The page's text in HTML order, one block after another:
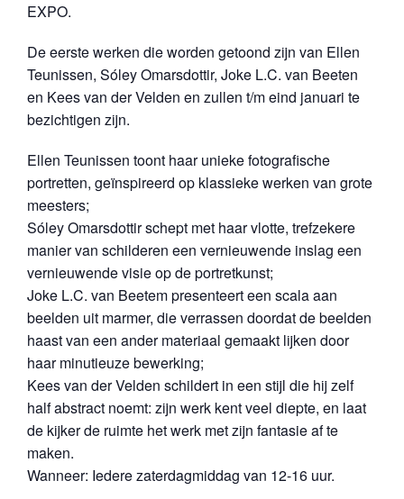
EXPO.
De eerste werken die worden getoond zijn van Ellen
Teunissen, Sóley Omarsdottir, Joke L.C. van Beeten
en Kees van der Velden en zullen t/m eind januari te
bezichtigen zijn.
Ellen Teunissen toont haar unieke fotografische
portretten, geïnspireerd op klassieke werken van grote
meesters;
Sóley Omarsdottir schept met haar vlotte, trefzekere
manier van schilderen een vernieuwende inslag een
vernieuwende visie op de portretkunst;
Joke L.C. van Beetem presenteert een scala aan
beelden uit marmer, die verrassen doordat de beelden
haast van een ander materiaal gemaakt lijken door
haar minutieuze bewerking;
Kees van der Velden schildert in een stijl die hij zelf
half abstract noemt: zijn werk kent veel diepte, en laat
de kijker de ruimte het werk met zijn fantasie af te
maken.
Wanneer: Iedere zaterdagmiddag van 12-16 uur.